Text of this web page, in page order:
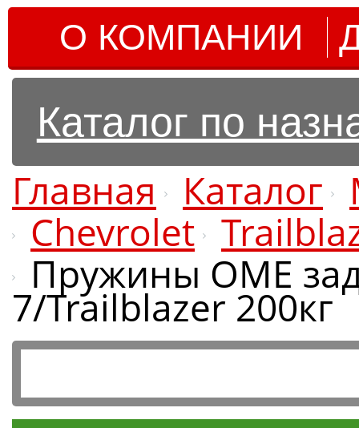
О КОМПАНИИ
Каталог по
Главная Каталог
Chevrolet
Пружины OME
7/Trailblazer 200кг